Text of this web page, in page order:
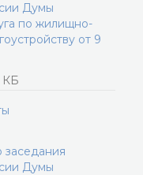
Думы
по жилищно-
от 9
КБ
заседания
Думы